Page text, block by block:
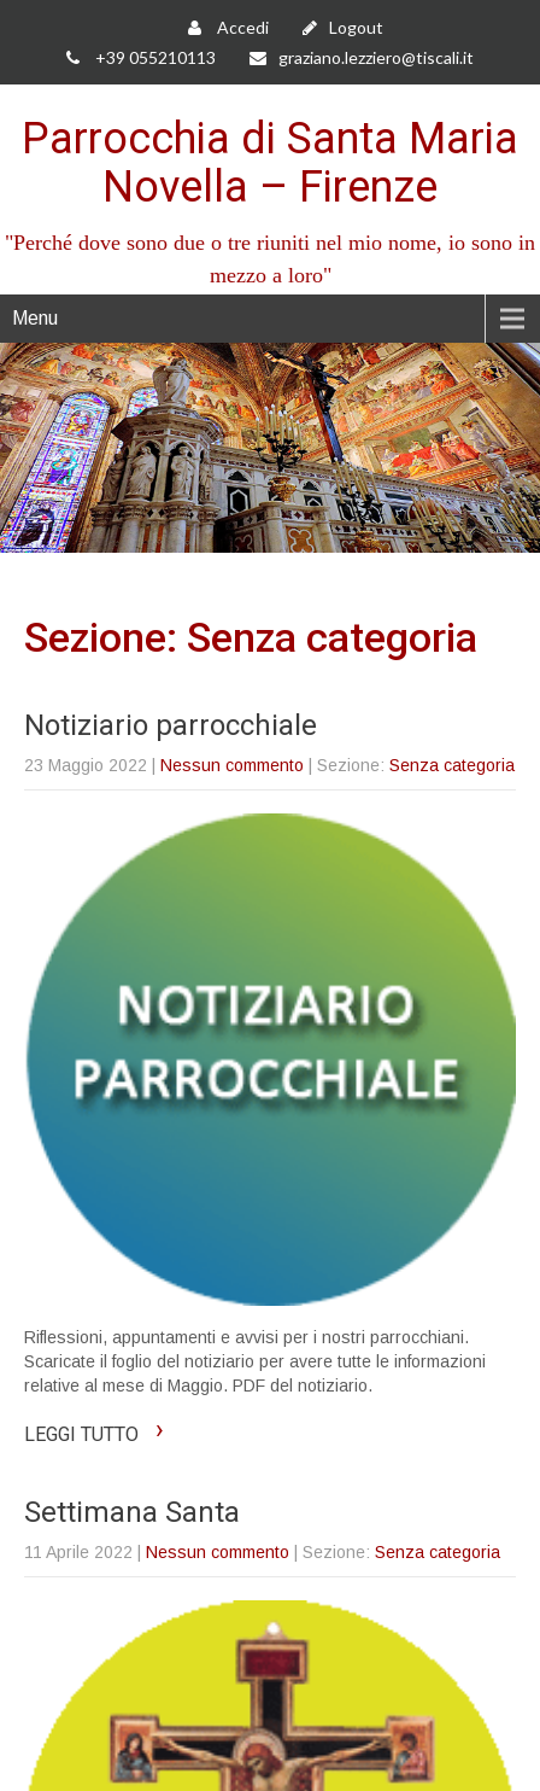
Accedi
Logout
+39 055210113
graziano.lezziero@tiscali.it
Parrocchia di Santa Maria
Novella – Firenze
"Perché dove sono due o tre riuniti nel mio nome, io sono in
mezzo a loro"
Menu
Sezione: Senza categoria
Notiziario parrocchiale
23 Maggio 2022 Nessun commento | Sezione: Senza categoria
Riflessioni, appuntamenti e avvisi per i nostri parrocchiani.
Scaricate il foglio del notiziario per avere tutte le informazioni
relative al mese di Maggio. PDF del notiziario.
LEGGI TUTTO ›
Settimana Santa
11 Aprile 2022 Nessun commento | Sezione: Senza categoria